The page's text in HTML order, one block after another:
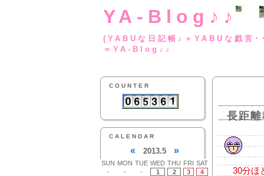
YA-Blog♪♪
(YABUな日記帳♪
＝YA-Blog♪♪
COUNTER
CALENDAR
« 2013.5 »
SUN MON TUE WED THU FRI SAT
-
- - 1 2 3
4
長距
30分ほ